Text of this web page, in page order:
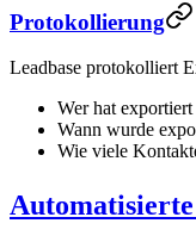
Protokollierung
Leadbase protokolliert
Wer hat exportiert
Wann wurde
Wie viele